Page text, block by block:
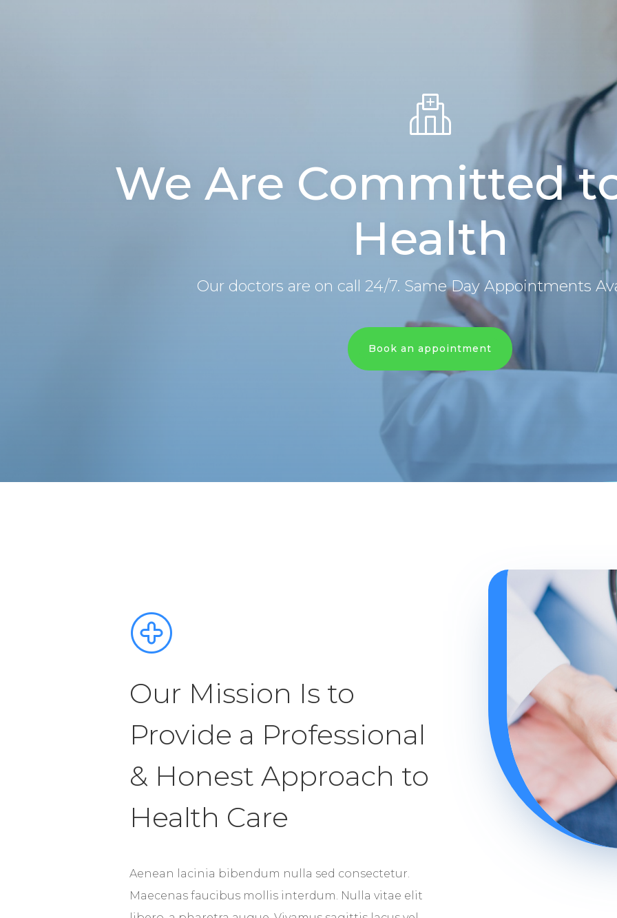
We Are Committed
Health
Our doctors are on call 24/7. Same Day Appointments
Book an appointment
Our Mission Is to
Provide a Professional
& Honest Approach to
Health Care
Aenean lacinia bibendum nulla sed consectetur.
Maecenas faucibus mollis interdum. Nulla vitae elit